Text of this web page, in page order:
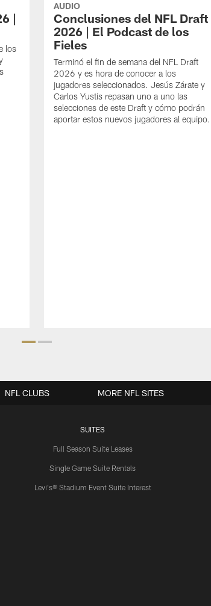
|
los
AUDIO
Conclusiones del NFL Draft
2026 | El Podcast de los
Fieles
Terminó el fin de semana del NFL Draft
2026 y es hora de conocer a los
jugadores seleccionados. Jesús Zárate y
Carlos Yustis repasan uno a uno las
selecciones de este Draft y cómo podrán
aportar estos nuevos jugadores al equipo.
SUITES
Full Season Suite Leases
Single Game Suite Rentals
Levi's® Stadium Event Suite Interest
NFL CLUBS MORE NFL SITES